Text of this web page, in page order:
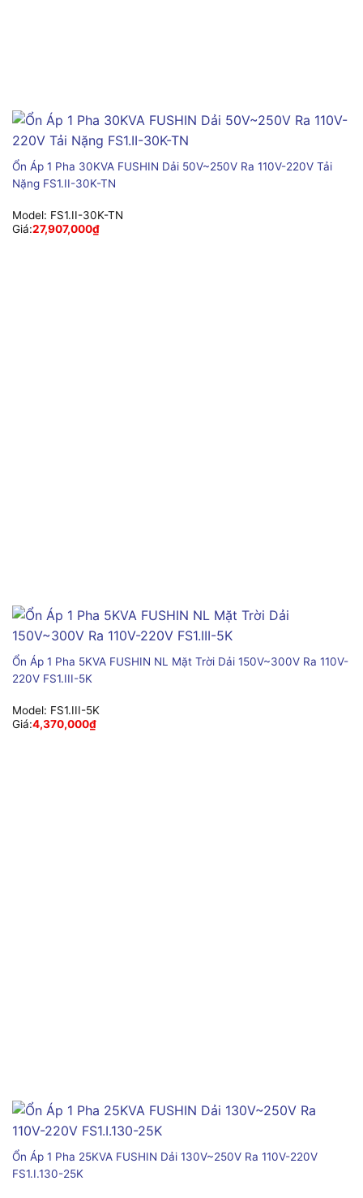
Ổn Áp 1 Pha 30KVA FUSHIN Dải 50V~250V Ra 110V-220V Tải
Nặng FS1.II-30K-TN
Model: FS1.II-30K-TN
Giá:27,907,000₫
Ổn Áp 1 Pha 5KVA FUSHIN NL Mặt Trời Dải 150V~300V Ra 110V-
220V FS1.III-5K
Model: FS1.III-5K
Giá:4,370,000₫
Ổn Áp 1 Pha 25KVA FUSHIN Dải 130V~250V Ra 110V-220V
FS1.I.130-25K